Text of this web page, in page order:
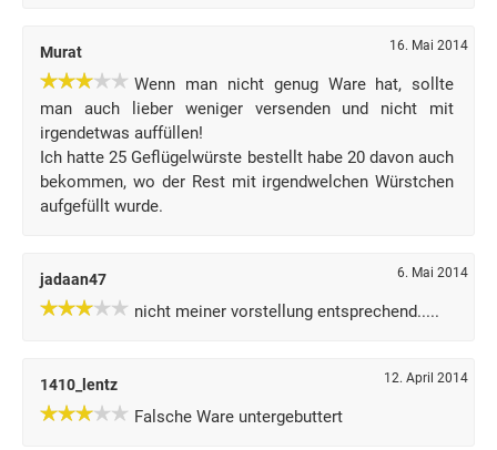
Murat 16. Mai 2014
Wenn man nicht genug Ware hat, sollte
man auch lieber weniger versenden und nicht mit
irgendetwas auffüllen!
Ich hatte 25 Geflügelwürste bestellt habe 20 davon auch
bekommen, wo der Rest mit irgendwelchen Würstchen
aufgefüllt wurde.
jadaan47 6. Mai 2014
nicht meiner vorstellung entsprechend.....
1410_lentz 12. April 2014
Falsche Ware untergebuttert